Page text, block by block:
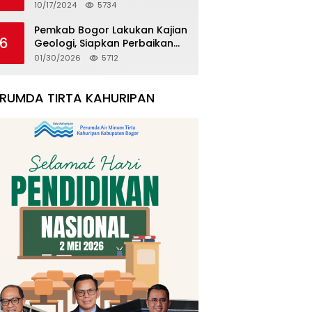
Kualitas
10/17/2024 5734
Pemkab Bogor Lakukan Kajian
Geologi, Siapkan Perbaikan
Rumah Korban Pergeseran
01/30/2026 5712
TIRTA KAHURIPAN